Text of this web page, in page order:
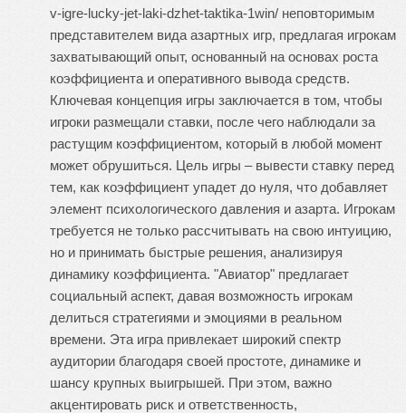
v-igre-lucky-jet-laki-dzhet-taktika-1win/ неповторимым
представителем вида азартных игр, предлагая игрокам
захватывающий опыт, основанный на основах роста
коэффициента и оперативного вывода средств.
Ключевая концепция игры заключается в том, чтобы
игроки размещали ставки, после чего наблюдали за
растущим коэффициентом, который в любой момент
может обрушиться. Цель игры – вывести ставку перед
тем, как коэффициент упадет до нуля, что добавляет
элемент психологического давления и азарта. Игрокам
требуется не только рассчитывать на свою интуицию,
но и принимать быстрые решения, анализируя
динамику коэффициента. "Авиатор" предлагает
социальный аспект, давая возможность игрокам
делиться стратегиями и эмоциями в реальном
времени. Эта игра привлекает широкий спектр
аудитории благодаря своей простоте, динамике и
шансу крупных выигрышей. При этом, важно
акцентировать риск и ответственность,